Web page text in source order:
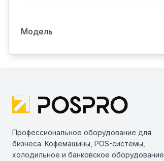
Модель
Профессиональное оборудование для
бизнеса. Кофемашины, POS-системы,
холодильное и банковское оборудование